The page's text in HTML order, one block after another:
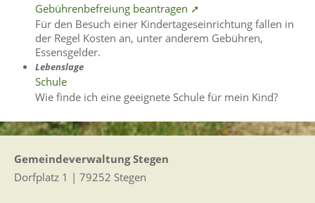
Gebührenbefreiung beantragen ➚
Für den Besuch einer Kindertageseinrichtung fallen in
der Regel Kosten an, unter anderem Gebühren,
Essensgelder.
Lebenslage
Schule
Wie finde ich eine geeignete Schule für mein Kind?
Gemeindeverwaltung Stegen
Dorfplatz 1 | 79252 Stegen